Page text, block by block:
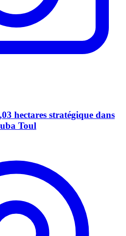
hectares stratégique dans
Toul